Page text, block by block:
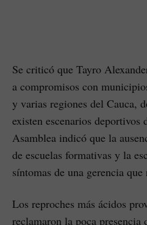
Se criticó que Tayro
a compromisos con
y varias regiones del Cauca,
existen escenarios deportivos
Asamblea indicó que la
de escuelas formativas y la
síntomas de una gerencia
Los reproches más ácidos
reclamaron la poca presencia